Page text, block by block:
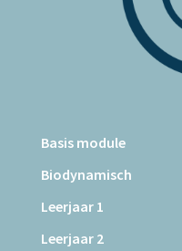
Basis module
Biodynamisch
Leerjaar 1
Leerjaar 2